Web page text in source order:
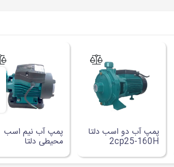
پمپ آب دو اسب دلتا
2cp25-160H
پمپ آب نیم اسب
محیطی دلتا